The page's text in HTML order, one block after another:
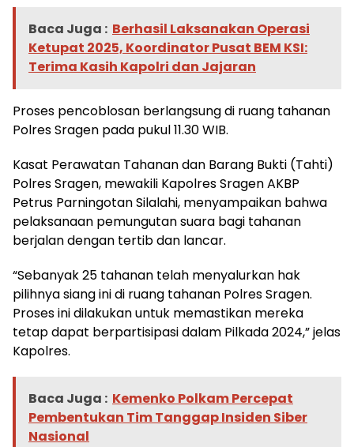
Baca Juga : Berhasil Laksanakan Operasi
Ketupat 2025, Koordinator Pusat BEM KSI:
Terima Kasih Kapolri dan Jajaran
Proses pencoblosan berlangsung di ruang tahanan
Polres Sragen pada pukul 11.30 WIB.
Kasat Perawatan Tahanan dan Barang Bukti (Tahti)
Polres Sragen, mewakili Kapolres Sragen AKBP
Petrus Parningotan Silalahi, menyampaikan bahwa
pelaksanaan pemungutan suara bagi tahanan
berjalan dengan tertib dan lancar.
“Sebanyak 25 tahanan telah menyalurkan hak
pilihnya siang ini di ruang tahanan Polres Sragen.
Proses ini dilakukan untuk memastikan mereka
tetap dapat berpartisipasi dalam Pilkada 2024,” jelas
Kapolres.
Baca Juga : Kemenko Polkam Percepat
Pembentukan Tim Tanggap Insiden Siber
Nasional